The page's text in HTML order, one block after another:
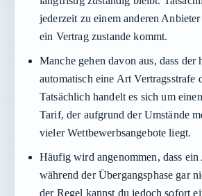
jederzeit zu einem anderen
ein Vertrag zustande kommt.
Manche gehen davon aus, dass der
automatisch eine Art Vertragsstrafe
Tatsächlich handelt es sich um
Tarif, der aufgrund der Umstände
vieler Wettbewerbsangebote liegt.
Häufig wird angenommen, dass
während der Übergangsphase gar
der Regel kannst du jedoch sofort